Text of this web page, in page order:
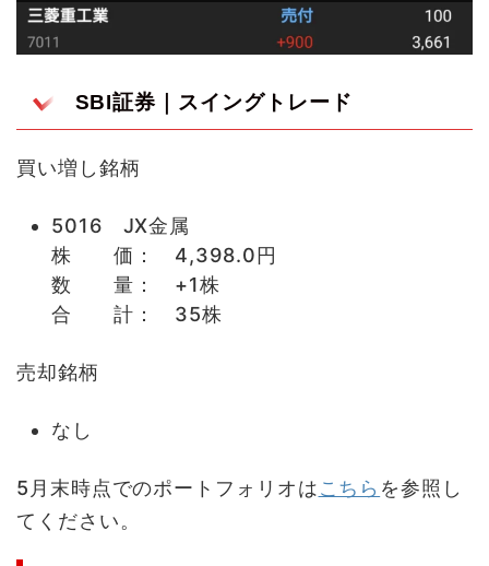
SBI証券｜スイングトレード
買い増し銘柄
5016 JX金属
株 価： 4,398.0円
数 量： +1株
合 計： 35株
売却銘柄
なし
5月末時点でのポートフォリオはこちら を参照し
てください。